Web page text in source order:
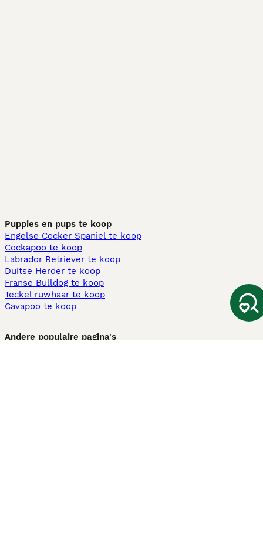
Puppies en pups te koop
Engelse Cocker Spaniel te koop
Cockapoo te koop
Labrador Retriever te koop
Duitse Herder te koop
Franse Bulldog te koop
Teckel ruwhaar te koop
Cavapoo te koop
Andere populaire pagina's